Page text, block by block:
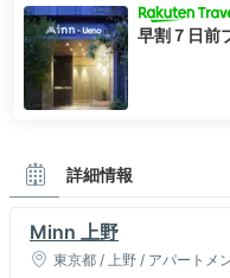
早割７日前
詳細情報
Minn 上野
東京都 / 上野 / アパートメ